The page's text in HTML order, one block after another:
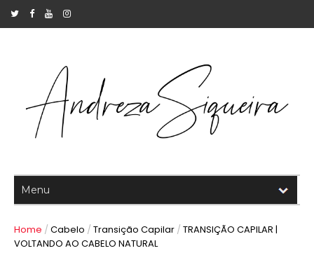
Home / Cabelo / Transição Capilar / TRANSIÇÃO CAPILAR |
VOLTANDO AO CABELO NATURAL